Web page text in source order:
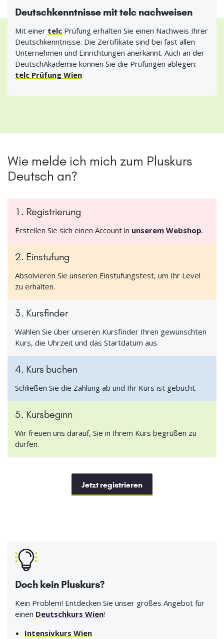
Deutschkenntnisse mit telc nachweisen
Mit einer telc Prüfung erhalten Sie einen Nachweis Ihrer
Deutschkenntnisse. Die Zertifikate sind bei fast allen
Unternehmen und Einrichtungen anerkannt. Auch an der
DeutschAkademie können Sie die Prüfungen ablegen:
telc Prüfung Wien
Wie melde ich mich zum Pluskurs
Deutsch an?
1. Registrierung
Erstellen Sie sich einen Account in unserem Webshop.
2. Einstufung
Absolvieren Sie unseren Einstufungstest, um Ihr Level
zu erhalten.
3. Kursfinder
Wählen Sie über unseren Kursfinder Ihren gewünschten
Kurs, die Uhrzeit und das Startdatum aus.
4. Kurs buchen
Schließen Sie die Zahlung ab und Ihr Kurs ist gebucht.
5. Kursbeginn
Wir freuen uns darauf, Sie in Ihrem Kurs begrüßen zu
dürfen.
Jetzt registrieren
Doch kein Pluskurs?
Kein Problem! Entdecken Sie unser großes Angebot für
einen Deutschkurs Wien!
Intensivkurs Wien